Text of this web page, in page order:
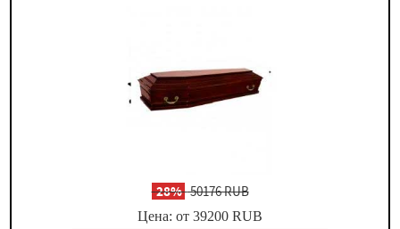
-28%50176 RUB
Цена: от 39200 RUB